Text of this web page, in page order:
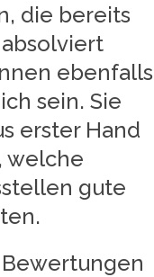
die bereits
ebenfalls
sein. Sie
erster Hand
welche
gute